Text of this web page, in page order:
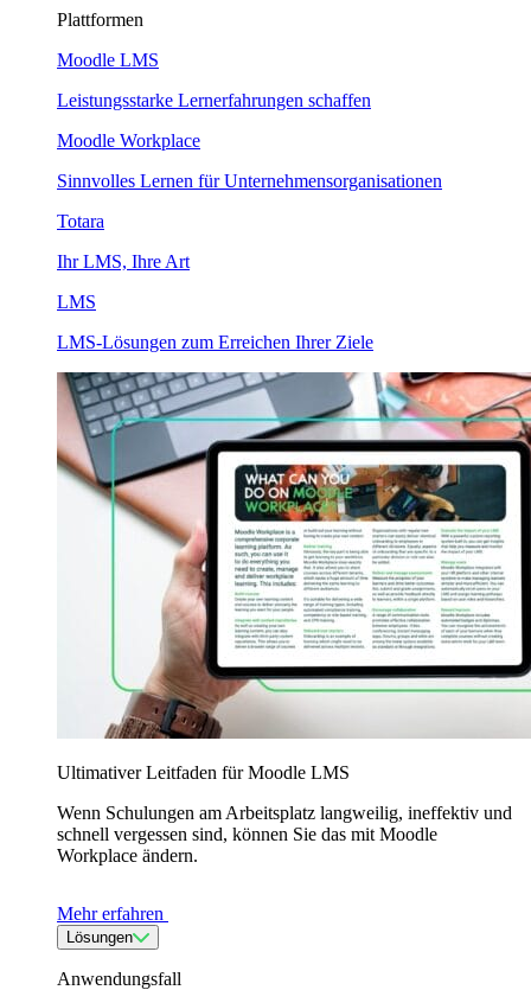
Plattformen
Moodle LMS
Leistungsstarke Lernerfahrungen schaffen
Moodle Workplace
Sinnvolles Lernen für Unternehmensorganisationen
Totara
Ihr LMS, Ihre Art
LMS
LMS-Lösungen zum Erreichen Ihrer Ziele
Ultimativer Leitfaden für Moodle LMS
Wenn Schulungen am Arbeitsplatz langweilig, ineffektiv und
schnell vergessen sind, können Sie das mit Moodle
Workplace ändern.
Mehr erfahren
Lösungen
Anwendungsfall